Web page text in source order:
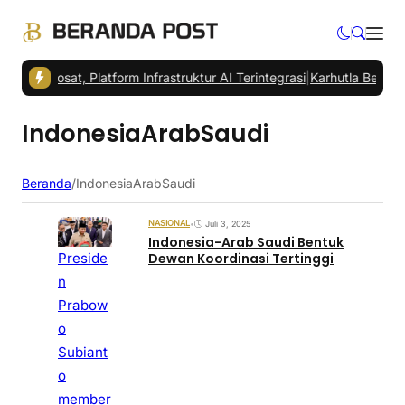
Indosat, Platform Infrastruktur AI Terintegrasi|Karhutla Berpotensi
IndonesiaArabSaudi
Beranda/IndonesiaArabSaudi
Preside
n
Prabow
o
Subiant
o
member
NASIONAL • Juli 3, 2025
Indonesia-Arab Saudi Bentuk
Dewan Koordinasi Tertinggi